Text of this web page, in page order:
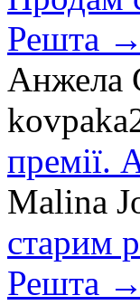
Решта →
Анжела
премії.
Malina
старим
Решта →